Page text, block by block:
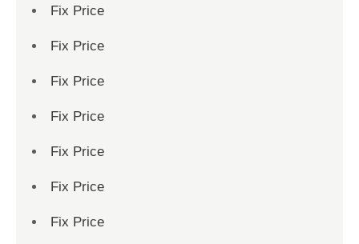
Fix Price
Fix Price
Fix Price
Fix Price
Fix Price
Fix Price
Fix Price